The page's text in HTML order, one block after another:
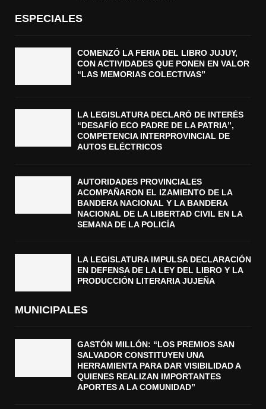
ESPECIALES
COMENZÓ LA FERIA DEL LIBRO JUJUY,
CON ACTIVIDADES QUE PONEN EN VALOR
“LAS MEMORIAS COLECTIVAS”
LA LEGISLATURA DECLARÓ DE INTERÉS
“DESAFÍO ECO PADRE DE LA PATRIA”,
COMPETENCIA INTERPROVINCIAL DE
AUTOS ELÉCTRICOS
AUTORIDADES PROVINCIALES
ACOMPAÑARON EL IZAMIENTO DE LA
BANDERA NACIONAL Y LA BANDERA
NACIONAL DE LA LIBERTAD CIVIL EN LA
SEMANA DE LA POLICÍA
LA LEGISLATURA IMPULSA DECLARACIÓN
EN DEFENSA DE LA LEY DEL LIBRO Y LA
PRODUCCIÓN LITERARIA JUJEÑA
MUNICIPALES
GASTÓN MILLÓN: “LOS PREMIOS SAN
SALVADOR CONSTITUYEN UNA
HERRAMIENTA PARA DAR VISIBILIDAD A
QUIENES REALIZAN IMPORTANTES
APORTES A LA COMUNIDAD”